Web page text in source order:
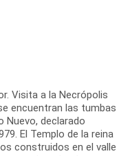
Visita a la Necrópolis
encuentran las tumbas
Nuevo, declarado
El Templo de la reina
construidos en el valle